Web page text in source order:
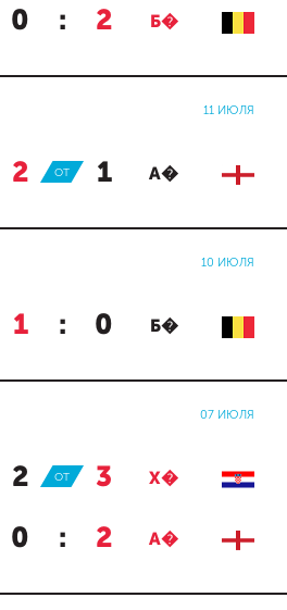
0 : 2 Б�
11 ИЮЛЯ
2 : 1 А�
ОТ
10 ИЮЛЯ
1 : 0 Б�
07 ИЮЛЯ
2 : 3 Х�
ОТ
0 : 2 А�